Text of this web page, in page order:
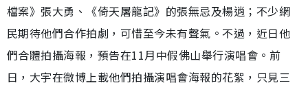
檔案》張大勇、《倚天屠龍記》的張無忌及楊逍；不少網
民期待他們合作拍劇，可惜至今未有聲氣。不過，近日他
們合體拍攝海報，預告在11月中假佛山舉行演唱會。前
日，大宇在微博上載他們拍攝演唱會海報的花絮，只見三